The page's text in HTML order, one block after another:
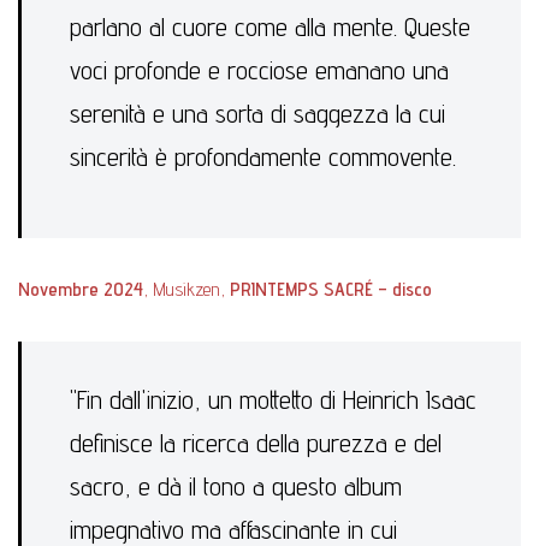
parlano al cuore come alla mente. Queste
voci profonde e rocciose emanano una
serenità e una sorta di saggezza la cui
sincerità è profondamente commovente.
Novembre 2024 , Musikzen, PRINTEMPS SACRÉ – disco
"Fin dall'inizio, un mottetto di Heinrich Isaac
definisce la ricerca della purezza e del
sacro, e dà il tono a questo album
impegnativo ma affascinante in cui